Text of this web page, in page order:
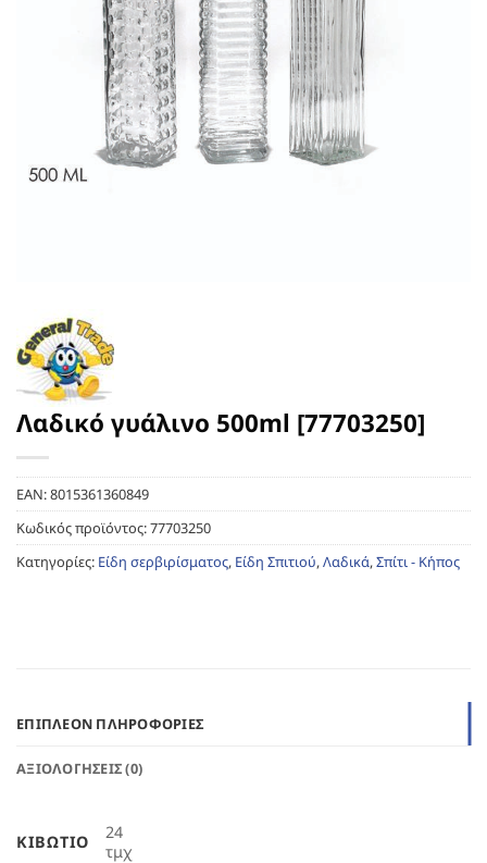
Λαδικό γυάλινο 500ml [77703250]
EAN:8015361360849
Κωδικός προϊόντος:77703250
Κατηγορίες: Είδη σερβιρίσματος, Είδη Σπιτιού,Λαδικά,Σπίτι - Κήπος
ΕΠΙΠΛΈΟΝ ΠΛΗΡΟΦΟΡΊΕΣ
ΑΞΙΟΛΟΓΉΣΕΙΣ (0)
ΚΙΒΏΤΙΟ
24
τμχ